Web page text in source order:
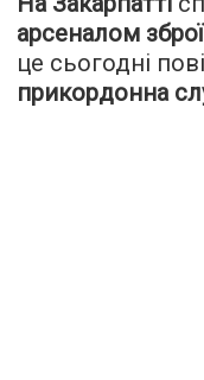
арсеналом зброї
це сьогодні
прикордонна